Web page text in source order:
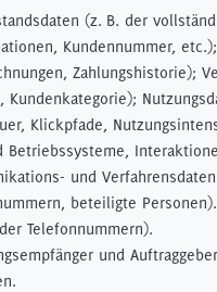
(z. B. der
Kundennummer,
Zahlungshistorie);
Kundenkategorie);
Klickpfade,
Betriebssysteme,
und
beteiligte
Telefonnummern).
und